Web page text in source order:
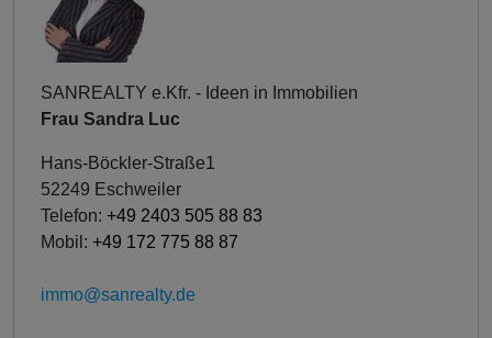
SANREALTY e.Kfr. - Ideen in Immobilien
Frau Sandra Luc
Hans-Böckler-Straße1
52249 Eschweiler
Telefon: +49 2403 505 88 83
Mobil: +49 172 775 88 87
immo@sanrealty.de